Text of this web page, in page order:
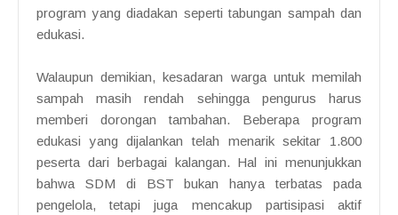
program yang diadakan seperti tabungan sampah dan
edukasi.
Walaupun demikian, kesadaran warga untuk memilah
sampah masih rendah sehingga pengurus harus
memberi dorongan tambahan. Beberapa program
edukasi yang dijalankan telah menarik sekitar 1.800
peserta dari berbagai kalangan. Hal ini menunjukkan
bahwa SDM di BST bukan hanya terbatas pada
pengelola, tetapi juga mencakup partisipasi aktif